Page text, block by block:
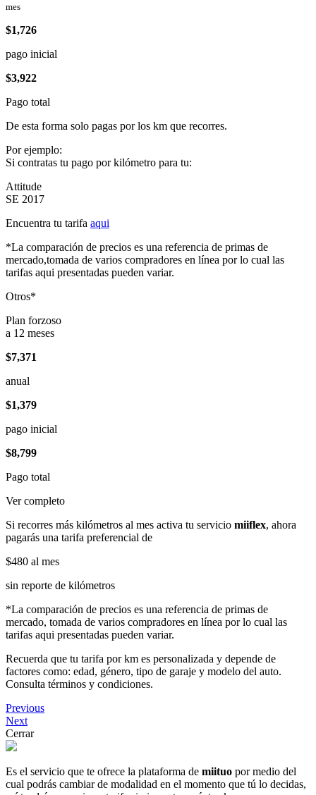
mes
$1,726
pago inicial
$3,922
Pago total
De esta forma solo pagas por los km que recorres.
Por ejemplo:
Si contratas tu pago por kilómetro para tu:
Attitude
SE 2017
Encuentra tu tarifa aqui
*La comparación de precios es una referencia de primas de
mercado,tomada de varios compradores en línea por lo cual las
tarifas aqui presentadas pueden variar.
Otros*
Plan forzoso
a 12 meses
$7,371
anual
$1,379
pago inicial
$8,799
Pago total
Ver completo
Si recorres más kilómetros al mes activa tu servicio miiflex, ahora
pagarás una tarifa preferencial de
$480 al mes
sin reporte de kilómetros
*La comparación de precios es una referencia de primas de
mercado, tomada de varios compradores en línea por lo cual las
tarifas aqui presentadas pueden variar.
Recuerda que tu tarifa por km es personalizada y depende de
factores como: edad, género, tipo de garaje y modelo del auto.
Consulta términos y condiciones.
Previous
Next
Cerrar
Es el servicio que te ofrece la plataforma de miituo por medio del
cual podrás cambiar de modalidad en el momento que tú lo decidas,